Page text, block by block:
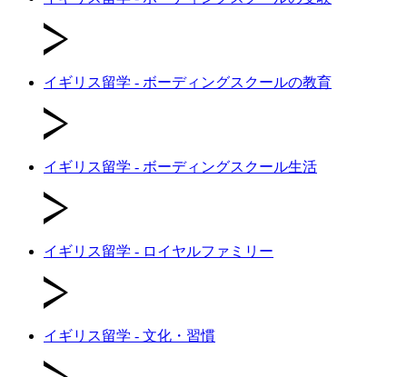
イギリス留学 - ボーディングスクールの教育
イギリス留学 - ボーディングスクール生活
イギリス留学 - ロイヤルファミリー
イギリス留学 - 文化・習慣